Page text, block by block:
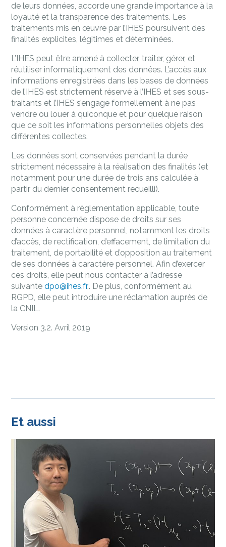
de leurs données, accorde une grande importance à la
loyauté et la transparence des traitements. Les
traitements mis en œuvre par l’IHES poursuivent des
finalités explicites, légitimes et déterminées.
L’IHES peut être amené à collecter, traiter, gérer, et
réutiliser informatiquement des données. L’accès aux
informations enregistrées dans les bases de données
de l’IHES est strictement réservé à l’IHES et ses sous-
traitants et l’IHES s’engage formellement à ne pas
vendre ou louer à quiconque et pour quelque raison
que ce soit les informations personnelles objets des
différentes collectes.
Les données sont conservées pendant la durée
strictement nécessaire à la réalisation des finalités (et
notamment pour une durée de trois ans calculée à
partir du dernier consentement recueilli).
Conformément à règlementation applicable, toute
personne concernée dispose de droits sur ses
données à caractère personnel, notamment les droits
d’accès, de rectification, d’effacement, de limitation du
traitement, de portabilité et d’opposition au traitement
de ses données à caractère personnel. Afin d’exercer
ces droits, elle peut nous contacter à l’adresse
suivantedpo@ihes.fr.. De plus, conformément au
RGPD, elle peut introduire une réclamation auprès de
la CNIL.
Version 3.2. Avril 2019
Et aussi